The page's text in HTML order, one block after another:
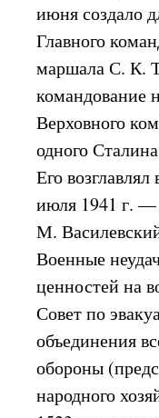
июня создало
Главного
маршала С. К.
командование
Верховного
одного
Его
июля 1941 г.
М.
Военные
ценностей на
Совет по
объединения
обороны
народного